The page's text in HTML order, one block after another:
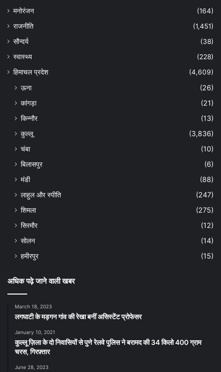
मनोरंजन
(164)
राजनीति
(1,451)
सौन्दर्य
(38)
स्वास्थ्य
(228)
हिमाचल प्रदेश
(4,609)
ऊना
(26)
कांगड़ा
(21)
किन्नौर
(13)
कुल्लू
(3,836)
चंबा
(10)
बिलासपुर
(6)
मंडी
(88)
लाहुल और स्पीति
(247)
शिमला
(275)
सिरमौर
(12)
सोलन
(14)
हमीरपुर
(15)
अधिक पढ़े जाने वाली खबर
March 18, 2023
लगघाटी के मड़गन गांव की रेखा बनीं असिस्टेंट प्रोफेसर
January 10, 2021
कुल्लू ज़िला के दो निवासियों से पुणे रेलवे पुलिस ने बरामद की 34 किलो 400 ग्राम
चरस, गिरफ़्तार
June 28, 2023